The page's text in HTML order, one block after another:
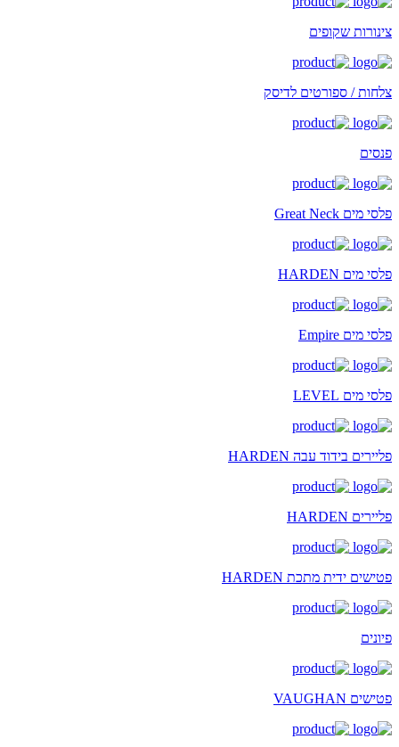
צינורות שקופים
צלחות / ספורטים לדיסק
פנסים
פלסי מים Great Neck
פלסי מים HARDEN
פלסי מים Empire
פלסי מים LEVEL
פליירים בידוד עבה HARDEN
פליירים HARDEN
פטישים ידית מתכת HARDEN
פיונים
פטישים VAUGHAN